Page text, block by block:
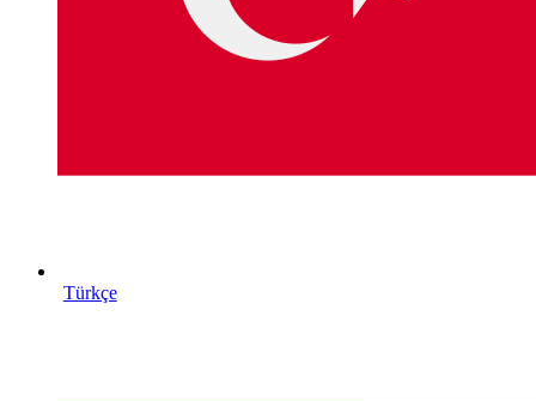
Türkçe